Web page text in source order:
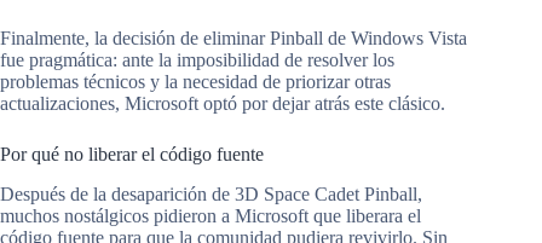
Finalmente, la decisión de eliminar Pinball de Windows Vista
fue pragmática: ante la imposibilidad de resolver los
problemas técnicos y la necesidad de priorizar otras
actualizaciones, Microsoft optó por dejar atrás este clásico.
Por qué no liberar el código fuente
Después de la desaparición de 3D Space Cadet Pinball,
muchos nostálgicos pidieron a Microsoft que liberara el
código fuente para que la comunidad pudiera revivirlo. Sin